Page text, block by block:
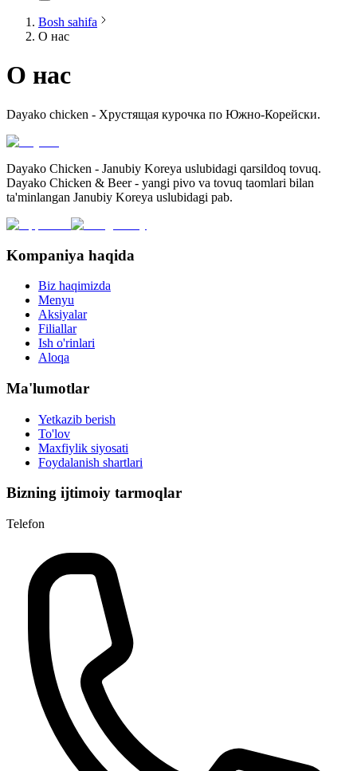
Bosh sahifa
О нас
О нас
Dayako chicken - Хрустящая курочка по Южно-Корейски.
Dayako Chicken - Janubiy Koreya uslubidagi qarsildoq tovuq.
Dayako Chicken & Beer - yangi pivo va tovuq taomlari bilan
ta'minlangan Janubiy Koreya uslubidagi pab.
Kompaniya haqida
Biz haqimizda
Menyu
Aksiyalar
Filiallar
Ish o'rinlari
Aloqa
Ma'lumotlar
Yetkazib berish
To'lov
Maxfiylik siyosati
Foydalanish shartlari
Bizning ijtimoiy tarmoqlar
Telefon